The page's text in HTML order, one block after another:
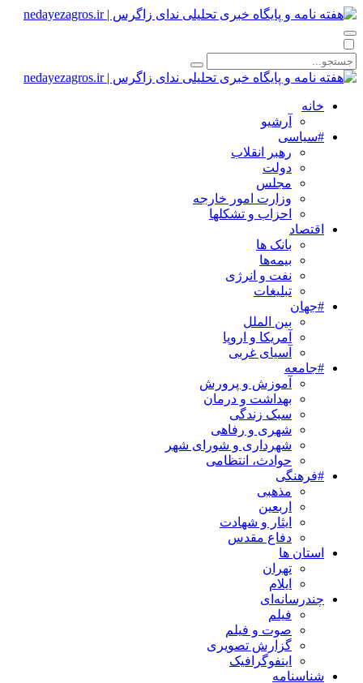
خانه
آرشیو
#سیاسی
رهبر انقلاب
دولت
مجلس
وزارت امور خارجه
احزاب و تشکلها
اقتصاد
بانک ها
بیمه‌ها
نفت و انرژی
تبلیغات
#جهان
بین الملل
آمریکا و اروپا
آسیای غربی
#جامعه
آموزش و پرورش
بهداشت و درمان
سبک زندگی
شهری و رفاهی
شهرداری و شورای شهر
حوادث، انتظامی
#فرهنگی
مذهبی
اربعین
ایثار و شهادت
دفاع مقدس
استان ها
تهران
ایلام
چندرسانه‌ای
فیلم
صوت و فیلم
گزارش تصویری
اینفوگرافیک
شناسنامه